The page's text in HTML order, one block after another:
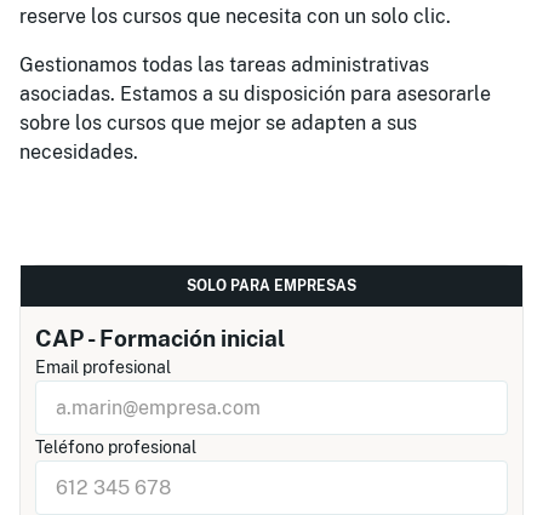
reserve los cursos que necesita con un solo clic.
Gestionamos todas las tareas administrativas
asociadas. Estamos a su disposición para asesorarle
sobre los cursos que mejor se adapten a sus
necesidades.
SOLO PARA EMPRESAS
CAP - Formación inicial
Email profesional
Teléfono profesional